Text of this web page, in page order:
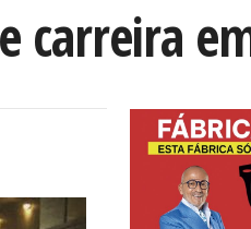
carreira